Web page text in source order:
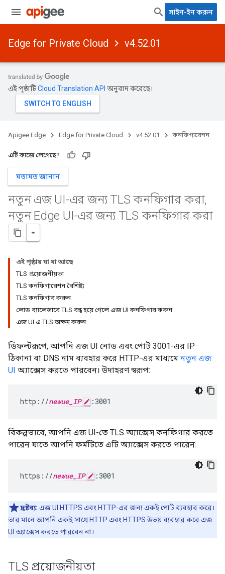
সাইন-ইন করুন
Edge for Private Cloud v4.52.01
এই পৃষ্ঠাটিCloud Translation API অনুবাদ করেছে।
Apigee Edge Edge for Private Cloud v4.52.01 কনফিগারেশন
এটি কাজে লেগেছে?
মতামত জানান
নতুন এজ UI-এর জন্য TLS কনফিগার করা,
নতুন Edge UI-এর জন্য TLS কনফিগার করা
এই পৃষ্ঠায় যা যা আছে
TLS প্রয়োজনীয়তা
TLS কনফিগারেশন বৈশিষ্ট্য
TLS কনফিগার করুন
লোড ব্যালেন্সারে TLS বন্ধ হয়ে গেলে এজ UI কনফিগার করুন
এজ UI এ TLS অক্ষম করুন
ডিফল্টরূপে, আপনি এজ UI নোড এবং পোর্ট 3001-এর IP
ঠিকানা বা DNS নাম ব্যবহার করে HTTP-এর মাধ্যমে নতুন এজ
UI অ্যাক্সেস করতে পারবেন। উদাহরণ স্বরূপ:
http://newue_IP :3001
বিকল্পভাবে, আপনি এজ UI-তে TLS অ্যাক্সেস কনফিগার করতে
পারেন যাতে আপনি ফর্মটিতে এটি অ্যাক্সেস করতে পারেন:
https://newue_IP :3001
দ্রষ্টব্য: এজ UI HTTPS এবং HTTP-এর জন্য একই পোর্ট ব্যবহার করে।
তার মানে আপনি একই সাথে HTTP এবং HTTPS উভয় ব্যবহার করে এজ
UI অ্যাক্সেস করতে পারবেন না।
TLS প্রয়োজনীয়তা